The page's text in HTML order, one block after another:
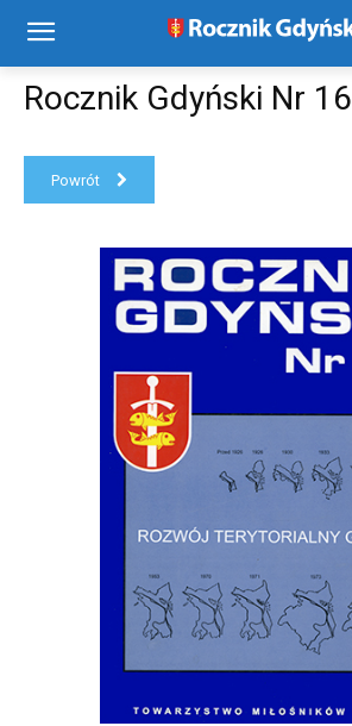
Rocznik Gdyński Nr 16
Powrót